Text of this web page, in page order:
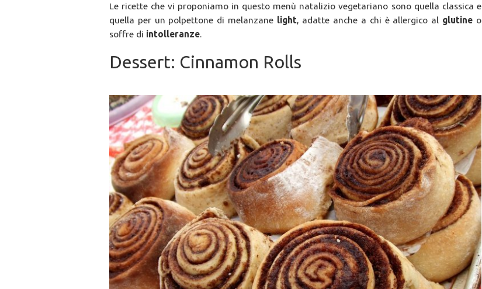
Le ricette che vi proponiamo in questo menù natalizio vegetariano sono quella classica e
quella per un polpettone di melanzane light, adatte anche a chi è allergico al glutineo
soffre di intolleranze.
Dessert: Cinnamon Rolls